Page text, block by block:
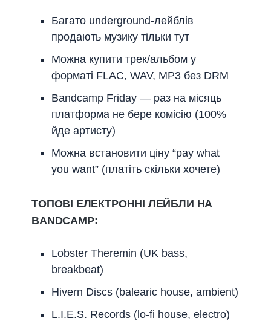
Багато underground-лейблів
продають музику тільки тут
Можна купити трек/альбом у
форматі FLAC, WAV, MP3 без DRM
Bandcamp Friday — раз на місяць
платформа не бере комісію (100%
йде артисту)
Можна встановити ціну “pay what
you want” (платіть скільки хочете)
ТОПОВІ ЕЛЕКТРОННІ ЛЕЙБЛИ НА
BANDCAMP:
Lobster Theremin (UK bass,
breakbeat)
Hivern Discs (balearic house, ambient)
L.I.E.S. Records (lo-fi house, electro)